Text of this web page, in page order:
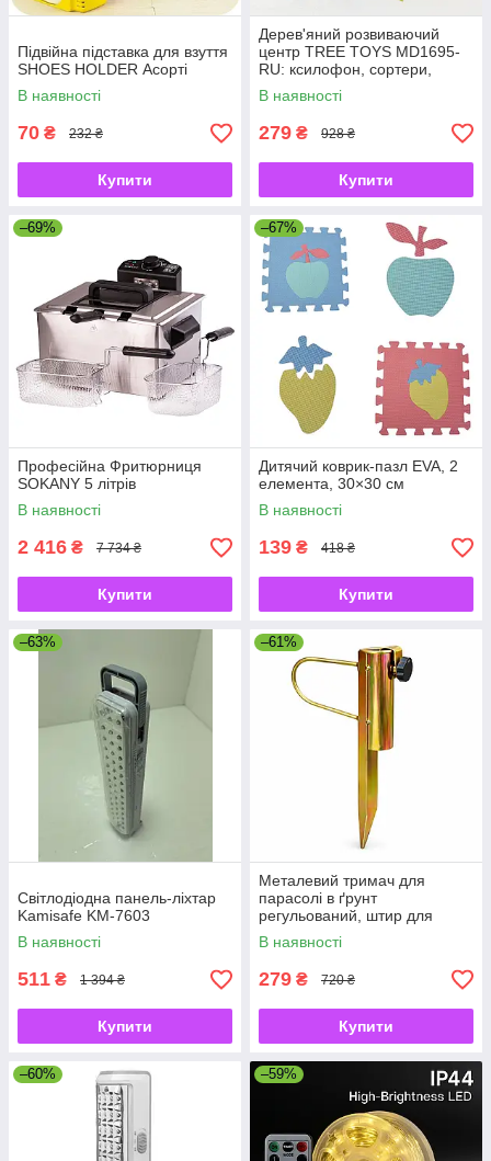
Підвійна підставка для взуття
SHOES HOLDER Асорті
В наявності
70 ₴ 232 ₴
Купити
Дерев'яний розвиваючий
центр TREE TOYS MD1695-
RU: ксилофон, сортери,
рибальство, 10 рибок
В наявності
279 ₴ 928 ₴
Купити
–69%
Професійна Фритюрниця
SOKANY 5 літрів
В наявності
2 416 ₴ 7 734 ₴
Купити
–67%
Дитячий коврик-пазл EVA, 2
елемента, 30×30 см
В наявності
139 ₴ 418 ₴
Купити
–63%
Світлодіодна панель-ліхтар
Kamisafe KM-7603
В наявності
511 ₴ 1 394 ₴
Купити
–61%
Металевий тримач для
парасолі в ґрунт
регульований, штир для
садової парасолі з
фіксатором
В наявності
279 ₴ 720 ₴
Купити
–60% –59%